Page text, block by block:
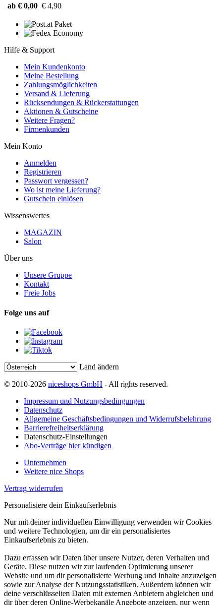
ab € 0,00 € 4,90
Hilfe & Support
Mein Kundenkonto
Meine Bestellung
Zahlungsmöglichkeiten
Versand & Lieferung
Rücksendungen & Rückerstattungen
Aktionen & Gutscheine
Weitere Fragen?
Firmenkunden
Mein Konto
Anmelden
Registrieren
Passwort vergessen?
Wo ist meine Lieferung?
Gutschein einlösen
Wissenswertes
MAGAZIN
Salon
Über uns
Unsere Gruppe
Kontakt
Freie Jobs
Folge uns auf
Land ändern
© 2010-2026 niceshops GmbH - All rights reserved.
Impressum und Nutzungsbedingungen
Datenschutz
Allgemeine Geschäftsbedingungen und Widerrufsbelehrung
Barrierefreiheitserklärung
Datenschutz-Einstellungen
Abo-Verträge hier kündigen
Unternehmen
Weitere nice Shops
Vertrag widerrufen
Personalisiere dein Einkaufserlebnis
Nur mit deiner individuellen Einwilligung verwenden wir Cookies
und weitere Technologien, um dir ein personalisiertes
Einkaufserlebnis zu bieten.
Dazu erfassen wir Daten über unsere Nutzer, deren Verhalten und
Geräte. Diese nutzen wir zur laufenden Optimierung unserer
Website und um dir personalisierte Werbung und Inhalte anzuzeigen
sowie zur Analyse der Nutzungsstatistiken. Außerdem können wir
deine verschlüsselten Daten mit externen Anbietern abgleichen und
dir über deren Online-Werbekanäle Angebote anzeigen, nur wenn